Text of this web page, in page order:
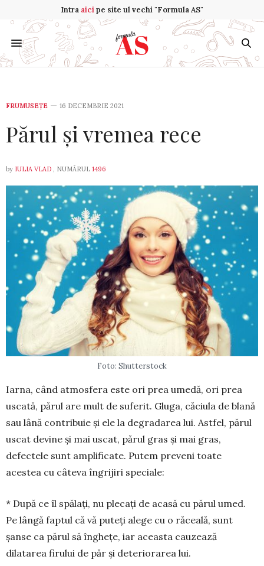
Intra aicipe site ul vechi "Formula AS"
FRUMUSEȚE 16 DECEMBRIE 2021
Părul și vremea rece
by IULIA VLAD , NUMĂRUL 1496
Foto: Shutterstock
Iarna, când atmosfera este ori prea umedă, ori prea
uscată, pă­rul are mult de suferit. Gluga, că­ciula de blană
sau lână contribuie şi ele la degradarea lui. Astfel, părul
uscat devine şi mai uscat, părul gras şi mai gras,
defectele sunt ampli­fi­cate. Putem preveni toate
acestea cu câteva îngrijiri speciale:
* După ce îl spălaţi, nu plecaţi de acasă cu părul umed.
Pe lângă faptul că vă puteţi alege cu o răceală, sunt
şanse ca părul să îngheţe, iar aceasta cauzează
dilatarea firului de păr şi deteriorarea lui.